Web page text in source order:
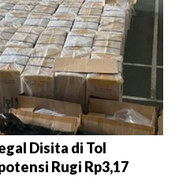
Disita di Tol
Rugi Rp3,17